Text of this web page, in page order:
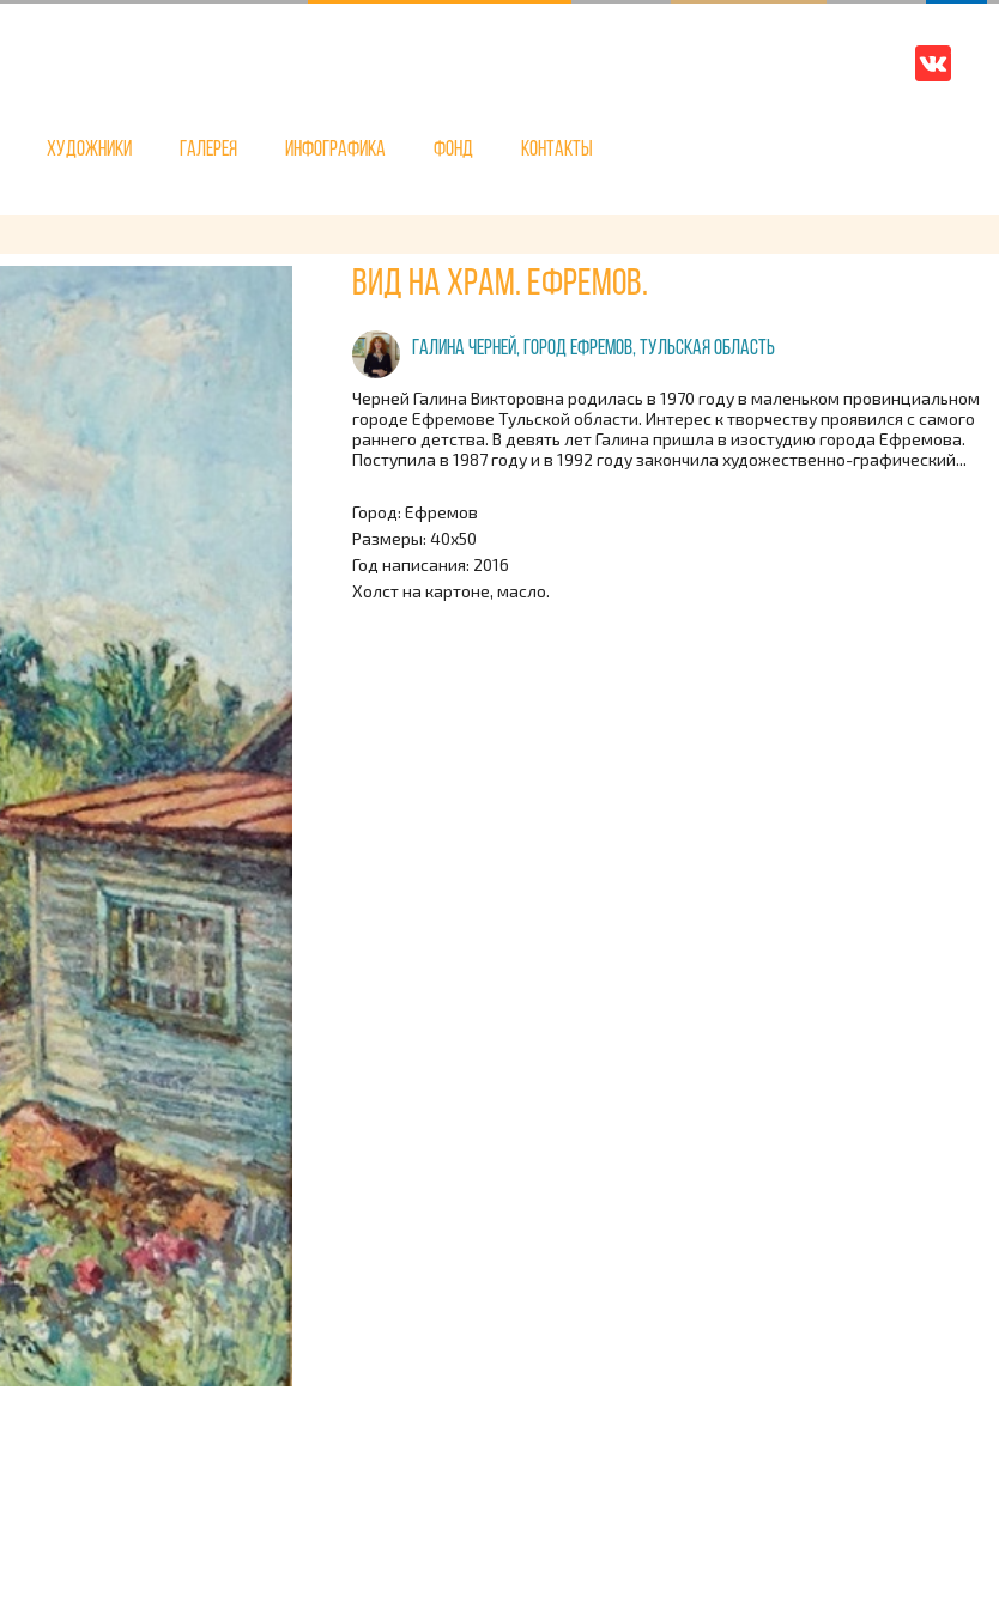
Художники Галерея Инфографика Фонд Контакты
Вид на храм. Ефремов.
Галина Черней, город Ефремов, Тульская область
Черней Галина Викторовна родилась в 1970 году в маленьком провинциальном
городе Ефремове Тульской области. Интерес к творчеству проявился с самого
раннего детства. В девять лет Галина пришла в изостудию города Ефремова.
Поступила в 1987 году и в 1992 году закончила художественно-графический...
Город: Ефремов
Размеры: 40х50
Год написания: 2016
Холст на картоне, масло.